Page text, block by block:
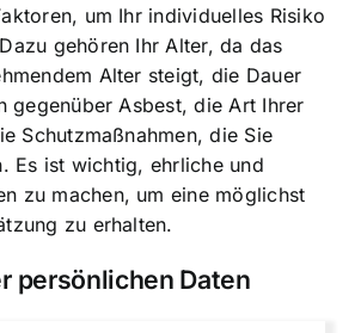
um Ihr individuelles Risiko
gehören Ihr Alter, da das
Alter steigt, die Dauer
gegenüber Asbest, die Art Ihrer
Schutzmaßnahmen, die Sie
Es ist wichtig, ehrliche und
zu machen, um eine möglichst
zu erhalten.
persönlichen Daten